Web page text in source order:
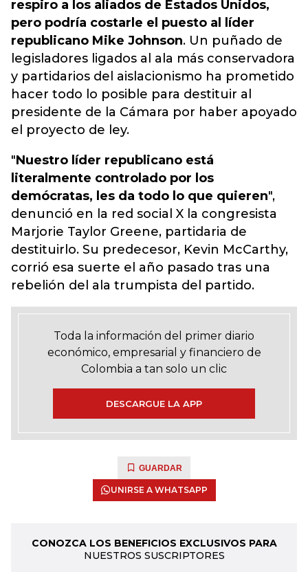
respiro a los aliados de Estados Unidos,
pero podría costarle el puesto al líder
republicano Mike Johnson. Un puñado de
legisladores ligados al ala más conservadora
y partidarios del aislacionismo ha prometido
hacer todo lo posible para destituir al
presidente de la Cámara por haber apoyado
el proyecto de ley.
"Nuestro líder republicano está
literalmente controlado por los
demócratas, les da todo lo que quieren",
denunció en la red social X la congresista
Marjorie Taylor Greene, partidaria de
destituirlo. Su predecesor, Kevin McCarthy,
corrió esa suerte el año pasado tras una
rebelión del ala trumpista del partido.
Toda la información del primer diario
económico, empresarial y financiero de
Colombia a tan solo un clic
DESCARGUE LA APP
GUARDAR
UNIRSE A WHATSAPP
CONOZCA LOS BENEFICIOS EXCLUSIVOS PARA
NUESTROS SUSCRIPTORES